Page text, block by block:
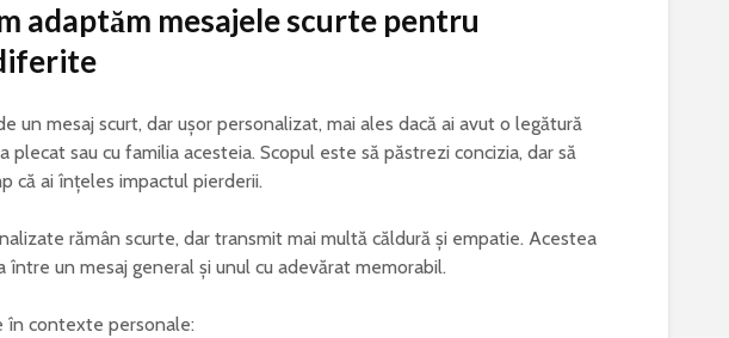
adaptăm mesajele scurte pentru
un mesaj scurt, dar ușor personalizat, mai ales dacă ai avut o legătură
plecat sau cu familia acesteia. Scopul este să păstrezi concizia, dar să
că ai înțeles impactul pierderii.
rămân scurte, dar transmit mai multă căldură și empatie. Acestea
un mesaj general și unul cu adevărat memorabil.
în contexte personale: